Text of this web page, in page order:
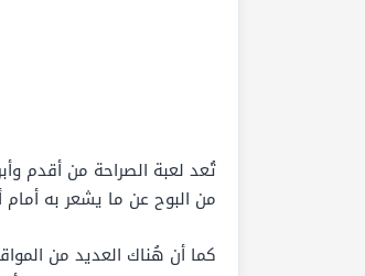
تُعد لعبة الصراحة من أقدم
من البوح عن ما يشعر به أمام
كما أن هُناك العديد من